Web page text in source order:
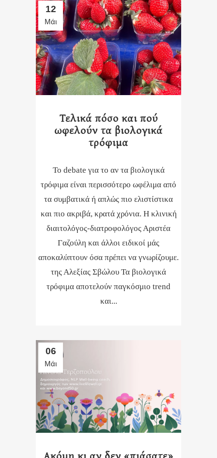
12
Μάι
Τελικά πόσο και πού
ωφελούν τα βιολογικά
τρόφιμα
Το debate για το αν τα βιολογικά
τρόφιμα είναι περισσότερο ωφέλιμα από
τα συμβατικά ή απλώς πιο ελιστίστικα
και πιο ακριβά, κρατά χρόνια. Η κλινική
διαιτολόγος-διατροφολόγος Αριστέα
Γαζούλη και άλλοι ειδικοί μάς
αποκαλύπτουν όσα πρέπει να γνωρίζουμε.
της Αλεξίας Σβώλου Τα βιολογικά
τρόφιμα αποτελούν παγκόσμιο trend
και...
06
Μάι